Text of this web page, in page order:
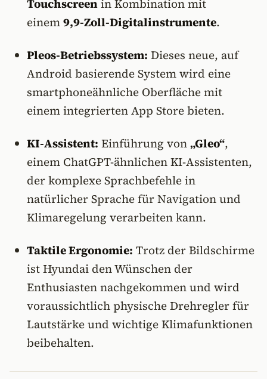
Touchscreenin Kombination mit
einem9,9-Zoll-Digitalinstrumente.
Pleos-Betriebssystem: Dieses neue, auf
Android basierende System wird eine
smartphoneähnliche Oberfläche mit
einem integrierten App Store bieten.
KI-Assistent: Einführung von„Gleo“,
einem ChatGPT-ähnlichen KI-Assistenten,
der komplexe Sprachbefehle in
natürlicher Sprache für Navigation und
Klimaregelung verarbeiten kann.
Taktile Ergonomie: Trotz der Bildschirme
ist Hyundai den Wünschen der
Enthusiasten nachgekommen und wird
voraussichtlich physische Drehregler für
Lautstärke und wichtige Klimafunktionen
beibehalten.